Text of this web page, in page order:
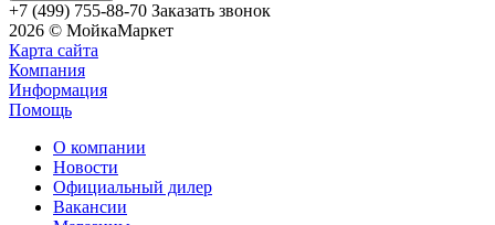
+7 (499) 755-88-70 Заказать звонок
2026 © МойкаМаркет
Карта сайта
Компания
Информация
Помощь
О компании
Новости
Официальный дилер
Вакансии